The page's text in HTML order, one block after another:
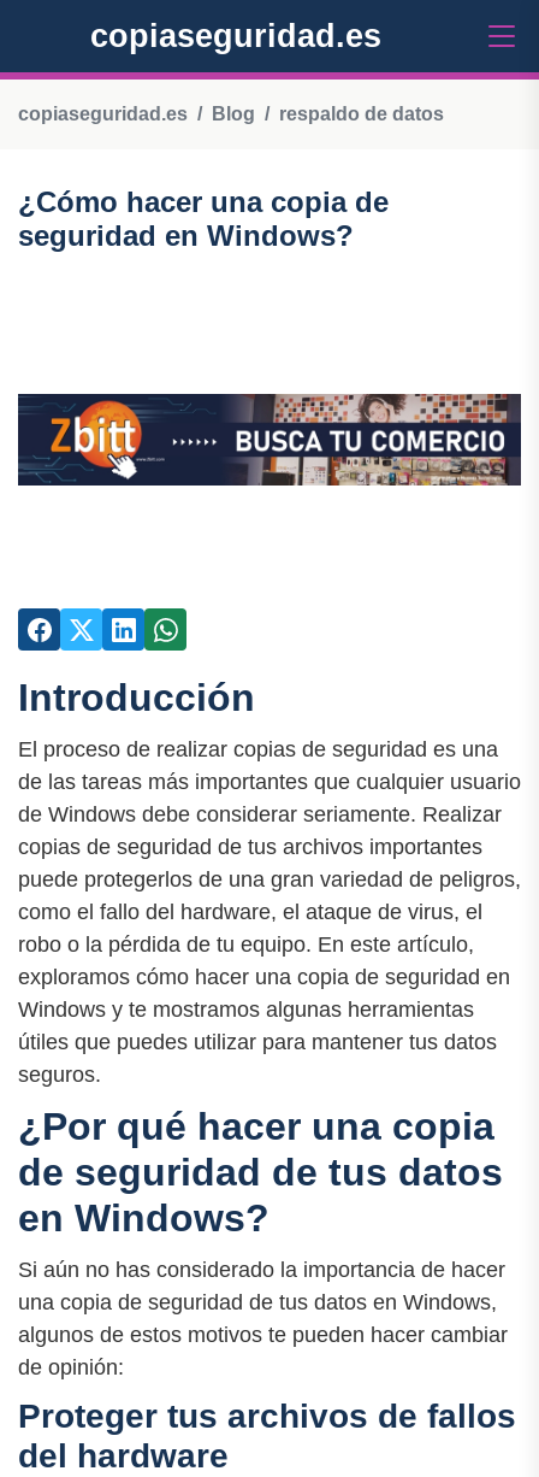
copiaseguridad.es
copiaseguridad.es Blog respaldo de datos
¿Cómo hacer una copia de
seguridad en Windows?
Introducción
El proceso de realizar copias de seguridad es una
de las tareas más importantes que cualquier usuario
de Windows debe considerar seriamente. Realizar
copias de seguridad de tus archivos importantes
puede protegerlos de una gran variedad de peligros,
como el fallo del hardware, el ataque de virus, el
robo o la pérdida de tu equipo. En este artículo,
exploramos cómo hacer una copia de seguridad en
Windows y te mostramos algunas herramientas
útiles que puedes utilizar para mantener tus datos
seguros.
¿Por qué hacer una copia
de seguridad de tus datos
en Windows?
Si aún no has considerado la importancia de hacer
una copia de seguridad de tus datos en Windows,
algunos de estos motivos te pueden hacer cambiar
de opinión:
Proteger tus archivos de fallos
del hardware